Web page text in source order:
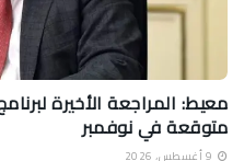
معيط: المراجعة الأخيرة
متوقعة في نوفمبر